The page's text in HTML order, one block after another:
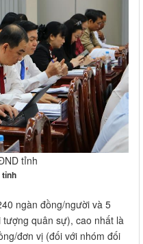
tỉnh
tỉnh
ngàn đồng/người và 5
quân sự), cao nhất là
đơn vị (đối với nhóm đối